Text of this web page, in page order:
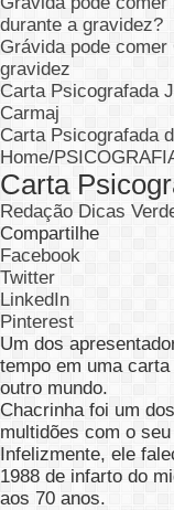
durante a gravidez?
Grávida pode
gravidez
Carta Psicografada
Carmaj
Carta Psicografada
Home/
Carta
Redação Dicas
Compartilhe
Facebook
Twitter
LinkedIn
Pinterest
Um dos
tempo em uma
outro mundo.
Chacrinha foi um
multidões com o
Infelizmente, ele
1988 de infarto do
aos 70 anos.